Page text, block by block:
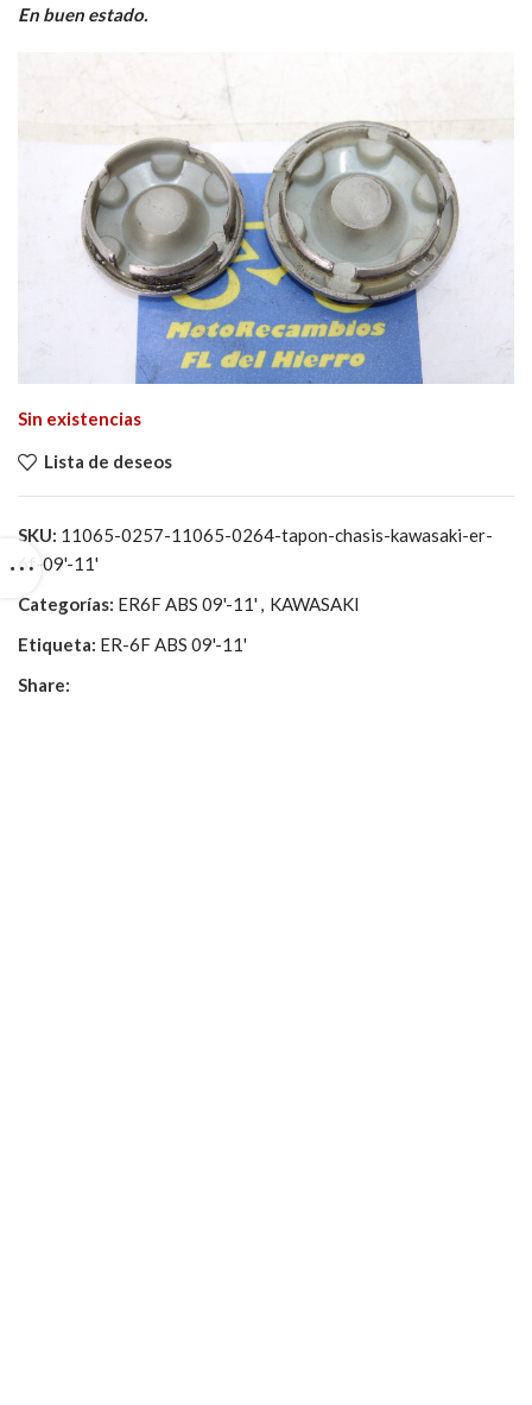
originalactual
En buen estado.
Sin existencias
Lista de deseos
SKU: 11065-0257-11065-0264-tapon-chasis-kawasaki-er-
6f-09'-11'
Categorías: ER6F ABS 09'-11' , KAWASAKI
Etiqueta: ER-6F ABS 09'-11'
Share: